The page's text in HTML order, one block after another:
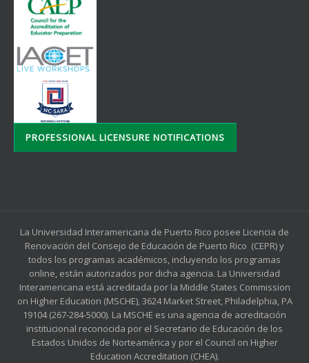
PROFESSIONAL LICENSURE NOTIFICATIONS
La Universidad Interamericana de Puerto Rico posee Licencia de
Renovación del Consejo de Educación de Puerto Rico (CEPR) y
todos los programas académicos, incluyendo los programas
online, están autorizados por dicha agencia. La Universidad
Interamericana está acreditada por la Middle States Commission
on Higher Education (MSCHE), 3624 Market Street, Philadelphia, PA
19104 (267-284-5000). La MSCHE es una agencia de acreditación
institucional reconocida por el Secretario de Educación de los
Estados Unidos de Norteamérica y por el Council on Higher
Education Accreditation (CHEA).